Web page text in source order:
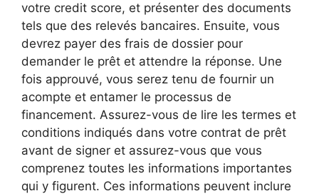
votre credit score, et présenter des documents
tels que des relevés bancaires. Ensuite, vous
devrez payer des frais de dossier pour
demander le prêt et attendre la réponse. Une
fois approuvé, vous serez tenu de fournir un
acompte et entamer le processus de
financement. Assurez-vous de lire les termes et
conditions indiqués dans votre contrat de prêt
avant de signer et assurez-vous que vous
comprenez toutes les informations importantes
qui y figurent. Ces informations peuvent inclure